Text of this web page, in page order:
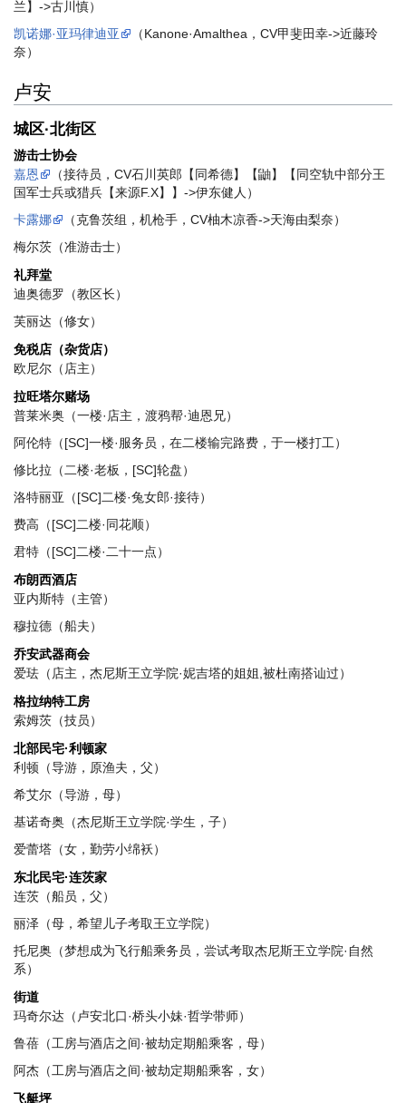
兰】->古川慎）
凯诺娜·亚玛律迪亚
（Kanone·Amalthea，CV甲斐田幸->近藤玲
奈）
卢安
城区·北街区
游击士协会
嘉恩
（接待员，CV石川英郎【同希德】【鼬】【同空轨中部分王
国军士兵或猎兵【来源F.X】】->伊东健人）
卡露娜
（克鲁茨组，机枪手，CV柚木凉香->天海由梨奈）
梅尔茨（准游击士）
礼拜堂
迪奥德罗（教区长）
芙丽达（修女）
免税店（杂货店）
欧尼尔（店主）
拉旺塔尔赌场
普莱米奥（一楼·店主，渡鸦帮·迪恩兄）
阿伦特（[SC]一楼·服务员，在二楼输完路费，于一楼打工）
修比拉（二楼·老板，[SC]轮盘）
洛特丽亚（[SC]二楼·兔女郎·接待）
费高（[SC]二楼·同花顺）
君特（[SC]二楼·二十一点）
布朗西酒店
亚内斯特（主管）
穆拉德（船夫）
乔安武器商会
爱珐（店主，杰尼斯王立学院·妮吉塔的姐姐,被杜南搭讪过）
格拉纳特工房
索姆茨（技员）
北部民宅·利顿家
利顿（导游，原渔夫，父）
希艾尔（导游，母）
基诺奇奥（杰尼斯王立学院·学生，子）
爱蕾塔（女，勤劳小绵袄）
东北民宅·连茨家
连茨（船员，父）
丽泽（母，希望儿子考取王立学院）
托尼奥（梦想成为飞行船乘务员，尝试考取杰尼斯王立学院·自然
系）
街道
玛奇尔达（卢安北口·桥头小妹·哲学带师）
鲁蓓（工房与酒店之间·被劫定期船乘客，母）
阿杰（工房与酒店之间·被劫定期船乘客，女）
飞艇坪